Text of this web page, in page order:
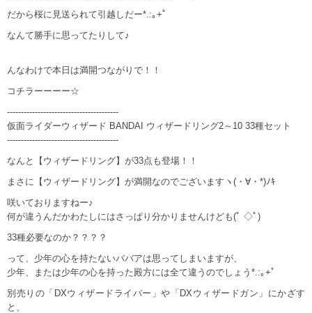
だから桜に見送られて引越しだー*.:｡+ﾟ
なんて勝手に思ってたりして♪
んなわけで本日は満開つながりで！！
コチラーーーー☆
----------------------------------------
仮面ライダーウィザード BANDAI ウィザードリング2～10 33種セット
----------------------------------------
なんと【ウィザードリング】が33点も登場！！
まさに【ウィザードリング】が満開なのでございますヽ(・∀・*)ﾉｷ
咲いておりますねー♪
何が違うんだかわたしにはさっぱり分かりませんけども(ﾟ ◇ﾟ)
33種必要なのか？？？？
って、少年の心を持たないババアは思ってしまいますが、
少年、または少年の心を持った殿方には全て違うのでしょう*.:｡+ﾟ
別売りの「DXウィザードライバー」や「DXウィザードガン」にかざす
と、